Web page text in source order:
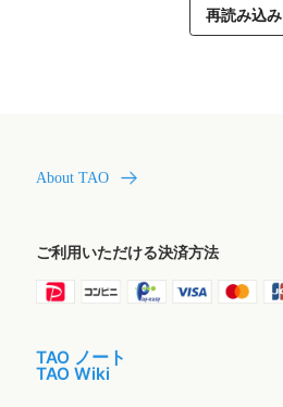
再読み込み
About TAO
ご利用いただける決済方法
TAO ノート
TAO Wiki